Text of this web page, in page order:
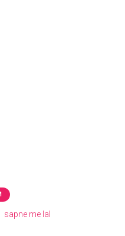
sapne me lal